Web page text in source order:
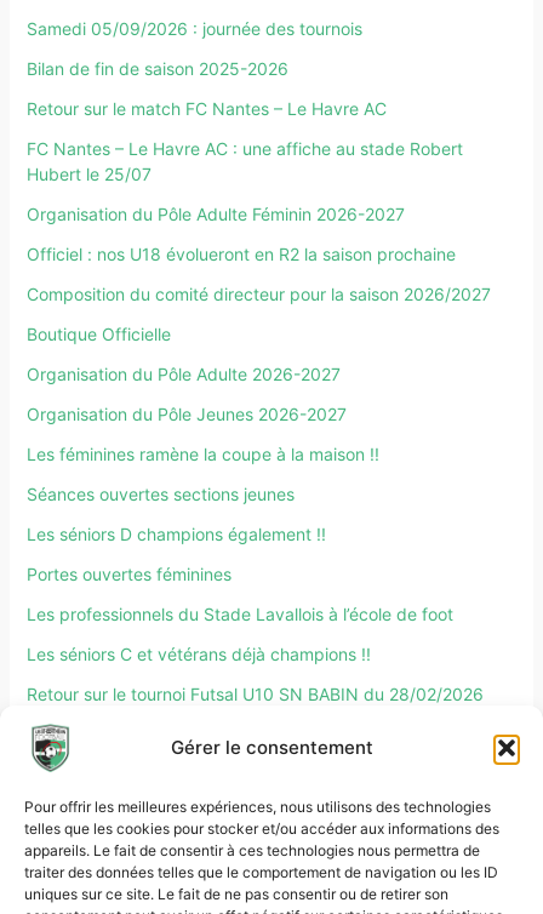
Gérer le consentement
Pour offrir les meilleures expériences, nous utilisons des technologies
telles que les cookies pour stocker et/ou accéder aux informations des
appareils. Le fait de consentir à ces technologies nous permettra de
traiter des données telles que le comportement de navigation ou les ID
uniques sur ce site. Le fait de ne pas consentir ou de retirer son
Samedi 05/09/2026 : journée des tournois
Bilan de fin de saison 2025-2026
Retour sur le match FC Nantes – Le Havre AC
FC Nantes – Le Havre AC : une affiche au stade Robert
Hubert le 25/07
Organisation du Pôle Adulte Féminin 2026-2027
Officiel : nos U18 évolueront en R2 la saison prochaine
Composition du comité directeur pour la saison 2026/2027
Boutique Officielle
Organisation du Pôle Adulte 2026-2027
Organisation du Pôle Jeunes 2026-2027
Les féminines ramène la coupe à la maison !!
Séances ouvertes sections jeunes
Les séniors D champions également !!
Portes ouvertes féminines
Les professionnels du Stade Lavallois à l’école de foot
Les séniors C et vétérans déjà champions !!
Retour sur le tournoi Futsal U10 SN BABIN du 28/02/2026
Retour sur le tournoi Partenaires du 27/02/2026
Rechercher :